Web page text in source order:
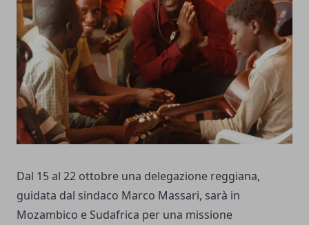
Dal 15 al 22 ottobre una delegazione reggiana,
guidata dal sindaco Marco Massari, sarà in
Mozambico e Sudafrica per una missione